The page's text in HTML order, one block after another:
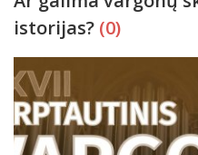
istorijas? (0)